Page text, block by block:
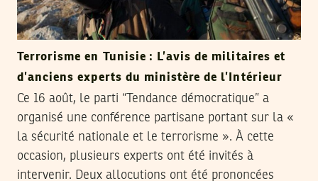
Terrorisme en Tunisie : L’avis de militaires et
d’anciens experts du ministère de l’Intérieur
Ce 16 août, le parti “Tendance démocratique” a
organisé une conférence partisane portant sur la «
la sécurité nationale et le terrorisme ». À cette
occasion, plusieurs experts ont été invités à
intervenir. Deux allocutions ont été prononcées